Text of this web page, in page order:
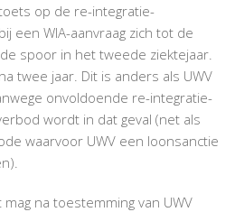
op de re-integratie-
een WIA-aanvraag zich tot de
spoor in het tweede ziektejaar.
twee jaar. Dit is anders als UWV
onvoldoende re-integratie-
wordt in dat geval (net als
waarvoor UWV een loonsanctie
na toestemming van UWV